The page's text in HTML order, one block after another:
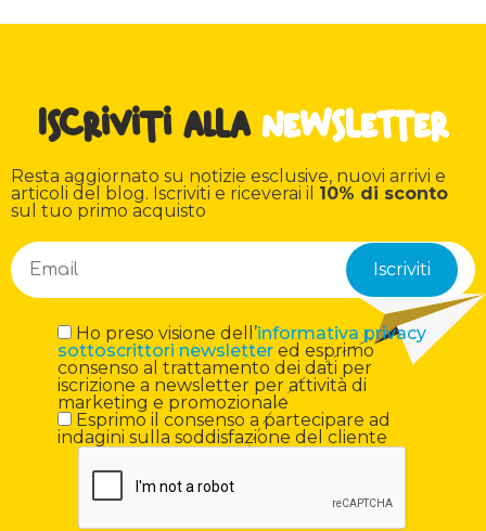
Iscriviti alla newsletter
Resta aggiornato su notizie esclusive, nuovi arrivi e
articoli del blog. Iscriviti e riceverai il 10% di sconto
sul tuo primo acquisto
Ho preso visione dell’informativa privacy
sottoscrittori newslettered esprimo
consenso al trattamento dei dati per
iscrizione a newsletter per attività di
marketing e promozionale
Esprimo il consenso a partecipare ad
indagini sulla soddisfazione del cliente